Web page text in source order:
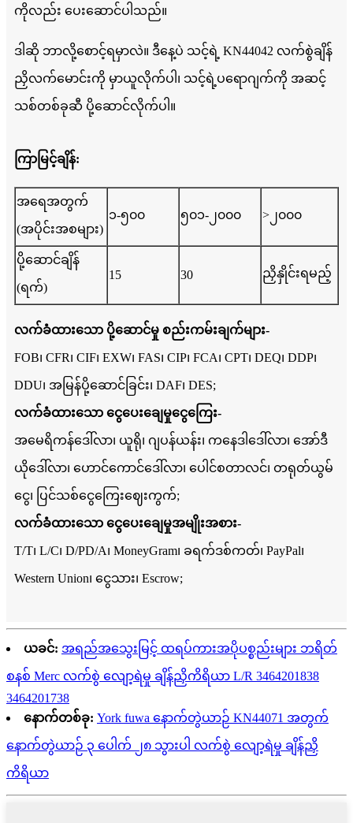
ကိုလည်း ပေးဆောင်ပါသည်။
ဒါဆို ဘာလို့စောင့်ရမှာလဲ။ ဒီနေ့ပဲ သင့်ရဲ့ KN44042 လက်စွဲချိန်
ညှိလက်မောင်းကို မှာယူလိုက်ပါ၊ သင့်ရဲ့ပရောဂျက်ကို အဆင့်
သစ်တစ်ခုဆီ ပို့ဆောင်လိုက်ပါ။
ကြာမြင့်ချိန်:
အရေအတွက်
(အပိုင်းအစများ)
၁-၅၀၀ ၅၀၁-၂၀၀၀ >၂၀၀၀
ပို့ဆောင်ချိန်
(ရက်)
15 30 ညှိနှိုင်းရမည့်
လက်ခံထားသော ပို့ဆောင်မှု စည်းကမ်းချက်များ-
FOB၊ CFR၊ CIF၊ EXW၊ FAS၊ CIP၊ FCA၊ CPT၊ DEQ၊ DDP၊
DDU၊ အမြန်ပို့ဆောင်ခြင်း၊ DAF၊ DES;
လက်ခံထားသော ငွေပေးချေမှုငွေကြေး-
အမေရိကန်ဒေါ်လာ၊ ယူရို၊ ဂျပန်ယန်း၊ ကနေဒါဒေါ်လာ၊ အော်ဒီ
ယိုဒေါ်လာ၊ ဟောင်ကောင်ဒေါ်လာ၊ ပေါင်စတာလင်၊ တရုတ်ယွမ်
ငွေ၊ ပြင်သစ်ငွေကြေးဈေးကွက်;
လက်ခံထားသော ငွေပေးချေမှုအမျိုးအစား-
T/T၊ L/C၊ D/PD/A၊ MoneyGram၊ ခရက်ဒစ်ကတ်၊ PayPal၊
Western Union၊ ငွေသား၊ Escrow;
ယခင်: အရည်အသွေးမြင့် ထရပ်ကားအပိုပစ္စည်းများ ဘရိတ်
စနစ် Merc လက်စွဲ လျော့ရဲမှု ချိန်ညှိကိရိယာ L/R 3464201838
3464201738
နောက်တစ်ခု: York fuwa နောက်တွဲယာဉ် KN44071 အတွက်
နောက်တွဲယာဉ် ၃ ပေါက် ၂၈ သွားပါ လက်စွဲ လျော့ရဲမှု ချိန်ညှိ
ကိရိယာ